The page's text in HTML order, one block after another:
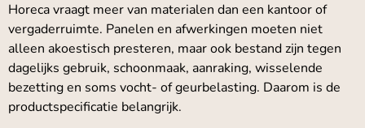
Horeca vraagt meer van materialen dan een kantoor of
vergaderruimte. Panelen en afwerkingen moeten niet
alleen akoestisch presteren, maar ook bestand zijn tegen
dagelijks gebruik, schoonmaak, aanraking, wisselende
bezetting en soms vocht- of geurbelasting. Daarom is de
productspecificatie belangrijk.